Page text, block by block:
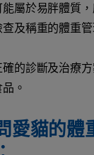
屬於易胖體質
及稱重的體重管
的診斷及治療
。
愛貓的體